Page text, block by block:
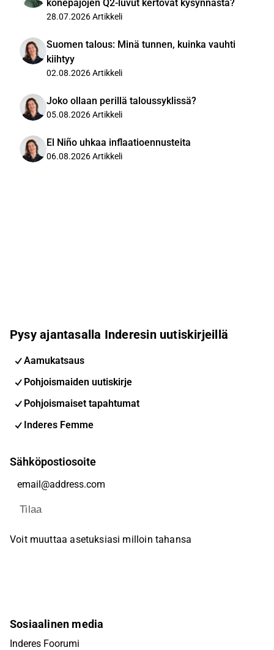
konepajojen Q2-luvut kertovat kysynnästä?
28.07.2026Artikkeli
Suomen talous: Minä tunnen, kuinka vauhti
kiihtyy
02.08.2026Artikkeli
Joko ollaan perillä taloussyklissä?
05.08.2026Artikkeli
El Niño uhkaa inflaatioennusteita
06.08.2026Artikkeli
Pysy ajantasalla Inderesin uutiskirjeillä
Aamukatsaus
Pohjoismaiden uutiskirje
Pohjoismaiset tapahtumat
Inderes Femme
Sähköpostiosoite
Tilaa
Voit muuttaa asetuksiasi milloin tahansa
Sosiaalinen media
Inderes Foorumi